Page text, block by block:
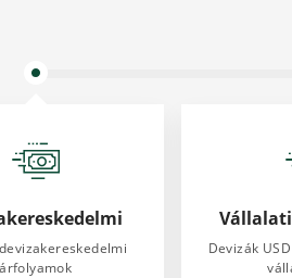
árfolyamok
Devizák